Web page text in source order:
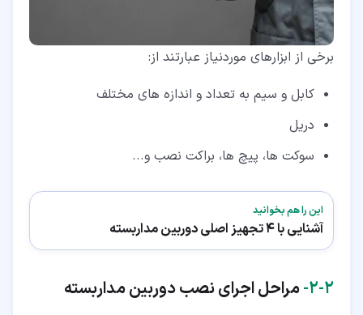
برخی از ابزارهای موردنیاز عبارتند از:
کابل و سیم به تعداد و اندازه های مختلف
دریل
سوکت ها، پیچ ها، براکت نصب و...
این را هم بخوانید
آشنایی با 4 تجهیز اصلی دوربین مداربسته
۲‏-‏۲‏- مراحل اجرای نصب دوربین مداربسته